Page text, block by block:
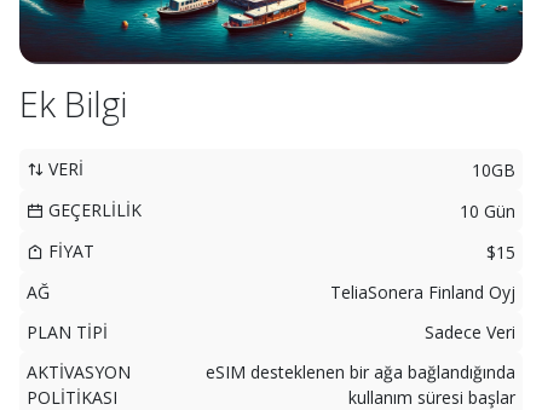
Ek Bilgi
VERİ
10GB
GEÇERLİLİK
10 Gün
FİYAT
$15
AĞ
TeliaSonera Finland Oyj
PLAN TİPİ
Sadece Veri
AKTİVASYON
POLİTİKASI
eSIM desteklenen bir ağa bağlandığında
kullanım süresi başlar